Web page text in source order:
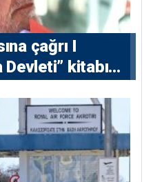
çağrı I
Devleti” kitabı